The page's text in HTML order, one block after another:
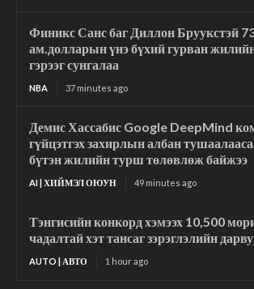
Финикс Санс баг Диллон Бруукстэй
ам.долларын үнэ бүхий гурван
гэрээг сунгалаа
NBA 37 minutes ago
Демис Хассабис Google DeepMind
гүйцэтгэх захирлын албан
бүтэн жилийн турш төлөвлөж байжээ
AI | ХИЙМЭЛ ОЮУН 49 minutes ago
Тэнгисийн конкорд хэмээх 10,500
чадалтай хэт тансаг зэрэглэлийн
AUTO | АВТО 1 hour ago